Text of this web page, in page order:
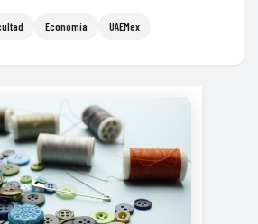
Economía UAEMex